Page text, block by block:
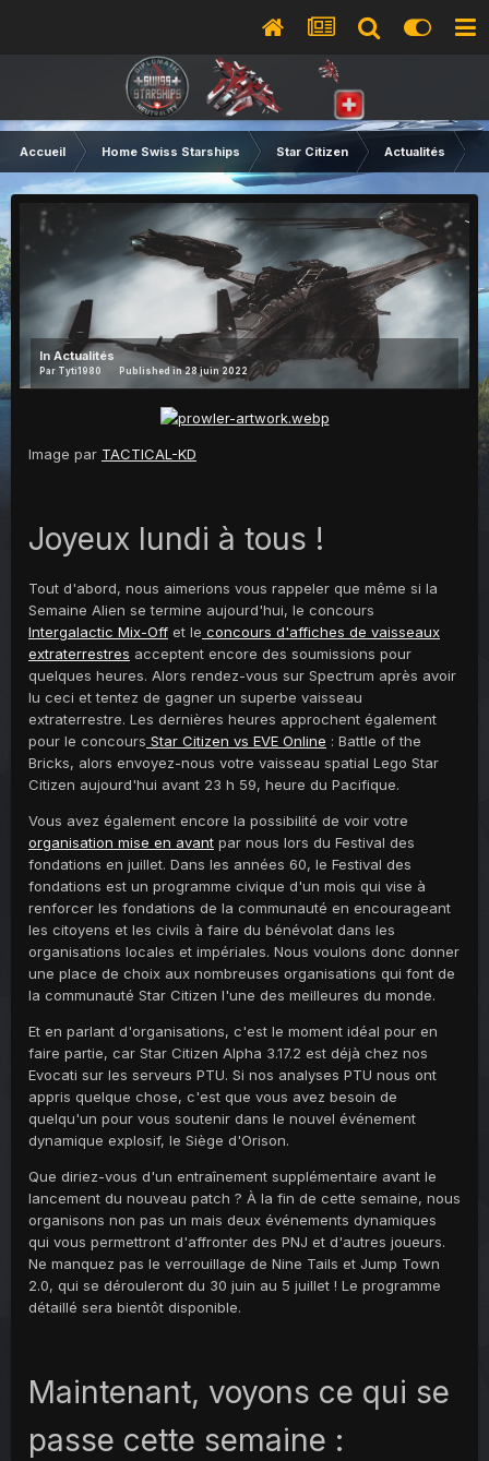
Accueil Home Swiss Starships Star Citizen Actualités
InActualités
Par Tyti1980 Published in28 juin 2022
Image par TACTICAL-KD
Joyeux lundi à tous !
Tout d'abord, nous aimerions vous rappeler que même si la
Semaine Alien se termine aujourd'hui, le concours
Intergalactic Mix-Off et le concours d'affiches de vaisseaux
extraterrestres acceptent encore des soumissions pour
quelques heures. Alors rendez-vous sur Spectrum après avoir
lu ceci et tentez de gagner un superbe vaisseau
extraterrestre. Les dernières heures approchent également
pour le concours Star Citizen vs EVE Online : Battle of the
Bricks, alors envoyez-nous votre vaisseau spatial Lego Star
Citizen aujourd'hui avant 23 h 59, heure du Pacifique.
Vous avez également encore la possibilité de voir votre
organisation mise en avant par nous lors du Festival des
fondations en juillet. Dans les années 60, le Festival des
fondations est un programme civique d'un mois qui vise à
renforcer les fondations de la communauté en encourageant
les citoyens et les civils à faire du bénévolat dans les
organisations locales et impériales. Nous voulons donc donner
une place de choix aux nombreuses organisations qui font de
la communauté Star Citizen l'une des meilleures du monde.
Et en parlant d'organisations, c'est le moment idéal pour en
faire partie, car Star Citizen Alpha 3.17.2 est déjà chez nos
Evocati sur les serveurs PTU. Si nos analyses PTU nous ont
appris quelque chose, c'est que vous avez besoin de
quelqu'un pour vous soutenir dans le nouvel événement
dynamique explosif, le Siège d'Orison.
Que diriez-vous d'un entraînement supplémentaire avant le
lancement du nouveau patch ? À la fin de cette semaine, nous
organisons non pas un mais deux événements dynamiques
qui vous permettront d'affronter des PNJ et d'autres joueurs.
Ne manquez pas le verrouillage de Nine Tails et Jump Town
2.0, qui se dérouleront du 30 juin au 5 juillet ! Le programme
détaillé sera bientôt disponible.
Maintenant, voyons ce qui se
passe cette semaine :